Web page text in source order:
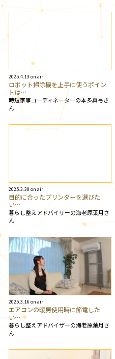
2025.4.13 on air
ロボット掃除機を上手に使うポイン
トは…
時短家事コーディネーターの本多真弓さ
ん
2025.3.30 on air
目的に合ったプリンターを選びた
い…
暮らし整えアドバイザーの海老原葉月さ
ん
2025.3.16 on air
エアコンの暖房使用時に節電した
い…
暮らし整えアドバイザーの海老原葉月さ
ん